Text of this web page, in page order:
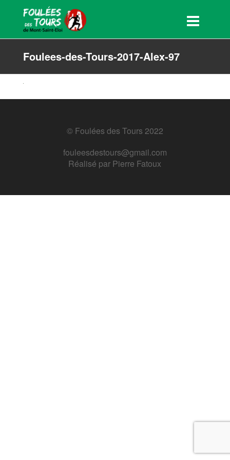
Foulees-des-Tours-2017-Alex-97
© Foulées des Tours 2022
fouleesdestours@gmail.com
Réalisé par Pierre Fatoux